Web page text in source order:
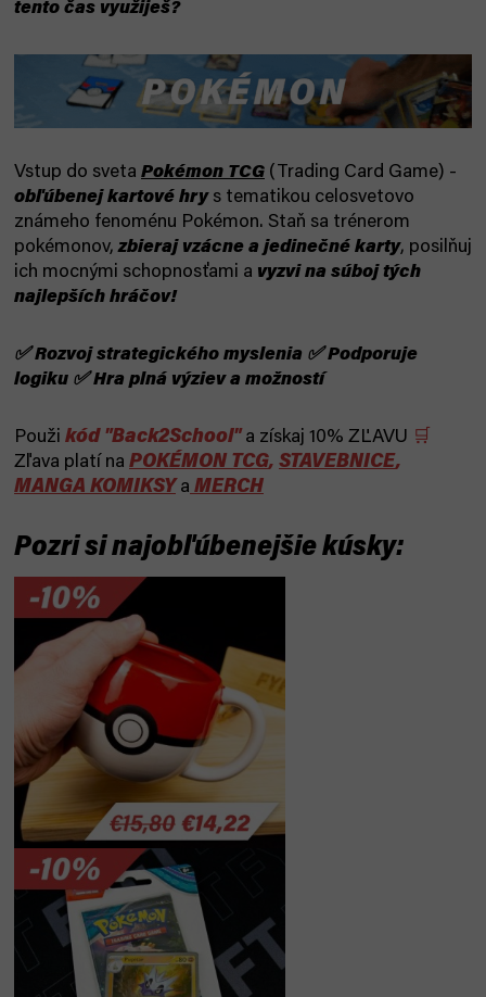
tento čas využiješ?
Vstup do sveta Pokémon TCG (Trading Card Game) -
obľúbenej kartové hrys tematikou celosvetovo
známeho fenoménu Pokémon. Staň sa trénerom
pokémonov,zbieraj vzácne a jedinečné karty, posilňuj
ich mocnými schopnosťami a vyzvi na súboj tých
najlepších hráčov!
✅ Rozvoj strategického myslenia ✅ Podporuje
logiku ✅ Hra plná výziev a možností
Použi kód "Back2School"a získaj 10% ZĽAVU 🛒
Zľava platí na POKÉMON TCG, STAVEBNICE,
MANGA KOMIKSY a MERCH
Pozri si najobľúbenejšie kúsky: